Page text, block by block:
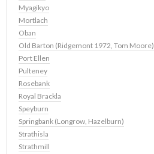
Myagikyo
Mortlach
Oban
Old Barton (Ridgemont 1972, Tom Moore)
Port Ellen
Pulteney
Rosebank
Royal Brackla
Speyburn
Springbank (Longrow, Hazelburn)
Strathisla
Strathmill